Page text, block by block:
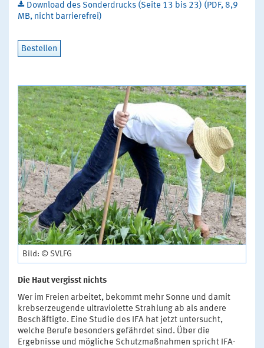
Download des Sonderdrucks (Seite 13 bis 23) (PDF, 8,9
MB, nicht barrierefrei)
Bestellen
Bild: © SVLFG
Die Haut vergisst nichts
Wer im Freien arbeitet, bekommt mehr Sonne und damit
krebserzeugende ultraviolette Strahlung ab als andere
Beschäftigte. Eine Studie des IFA hat jetzt untersucht,
welche Berufe besonders gefährdet sind. Über die
Ergebnisse und mögliche Schutzmaßnahmen spricht IFA-